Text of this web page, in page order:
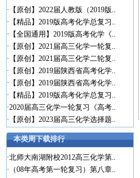
· 【原创】2022届人教版（2019版..
· 【精品】2019版高考化学总复习..
· 【全国通用】2019版高考化学《..
· 【原创】2021届高三化学一轮复..
· 【原创】2021届高三化学二轮复..
· 【原创】2019届陕西省高考化学..
· 【原创】2019届陕西省高考化学..
· 【精品】2019版高考化学总复习..
·2020届高三化学一轮复习《高考..
· 【原创】2023届高三化学选择题..
本类周下载排行
·北师大南湖附校2012高三化学第..
· （08年高考第一轮复习）第八章..